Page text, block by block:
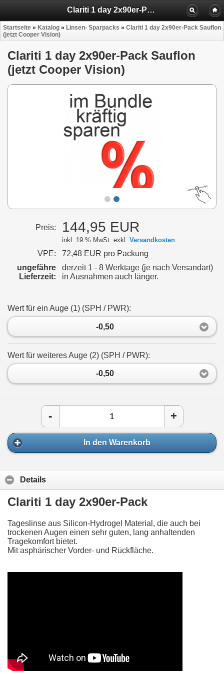
Clariti 1 day 2x90er-Pack Sauflon (jetzt Cooper Vision)
Startseite » Katalog » Linsen- Sparpacks » Clariti 1 day 2x90er-Pack Sauflon
(jetzt Cooper Vision)
Clariti 1 day 2x90er-Pack Sauflon
(jetzt Cooper Vision)
Preis: 144,95 EUR
inkl. 19 % MwSt. exkl. Versandkosten
VPE:
72,48 EUR pro Packung
ungefähre
Lieferzeit:
derzeit 1 - 8 Werktage (je nach Versandart)
in Ausnahmen auch länger.
Wert für ein Auge (1) (SPH / PWR):
-0,50
Wert für weiteres Auge (2) (SPH / PWR):
-0,50
- +
In den Warenkorb
Details
Clariti 1 day 2x90er-Pack
Tageslinse aus Silicon-Hydrogel Material, die auch bei
trockenen Augen einen sehr guten, lang anhaltenden
Tragekomfort bietet.
Mit asphärischer Vorder- und Rückfläche.